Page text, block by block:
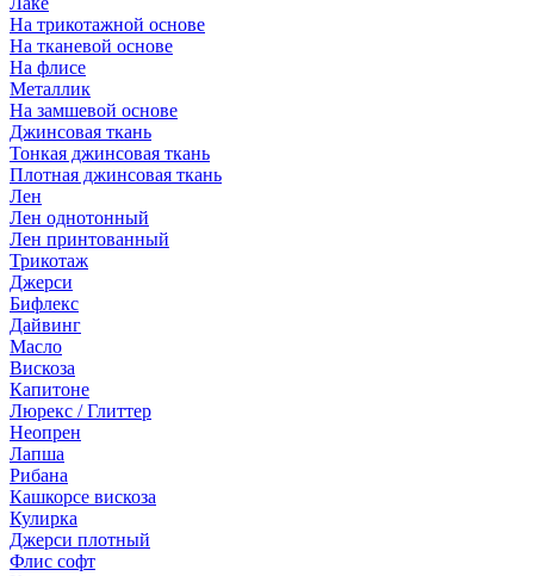
На трикотажной основе
На тканевой основе
На флисе
Металлик
На замшевой основе
Джинсовая ткань
Тонкая джинсовая ткань
Плотная джинсовая ткань
Лен
Лен однотонный
Лен принтованный
Трикотаж
Джерси
Бифлекс
Дайвинг
Масло
Вискоза
Капитоне
Люрекс / Глиттер
Неопрен
Лапша
Рибана
Кашкорсе вискоза
Кулирка
Джерси плотный
Флис софт